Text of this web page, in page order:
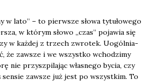
w lato” – to pierw­sze sło­wa tytu­ło­we­go
w któ­rym sło­wo „czas” poja­wia się
w każ­dej z trzech zwro­tek. Uogól­nia­
że zawsze i we wszyst­ko wcho­dzi­my
nie przy­szpi­la­jąc wła­sne­go bycia, czy
zawsze już jest po wszyst­kim. To